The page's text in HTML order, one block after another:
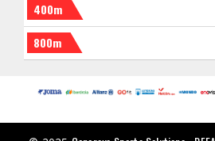
400m
800m